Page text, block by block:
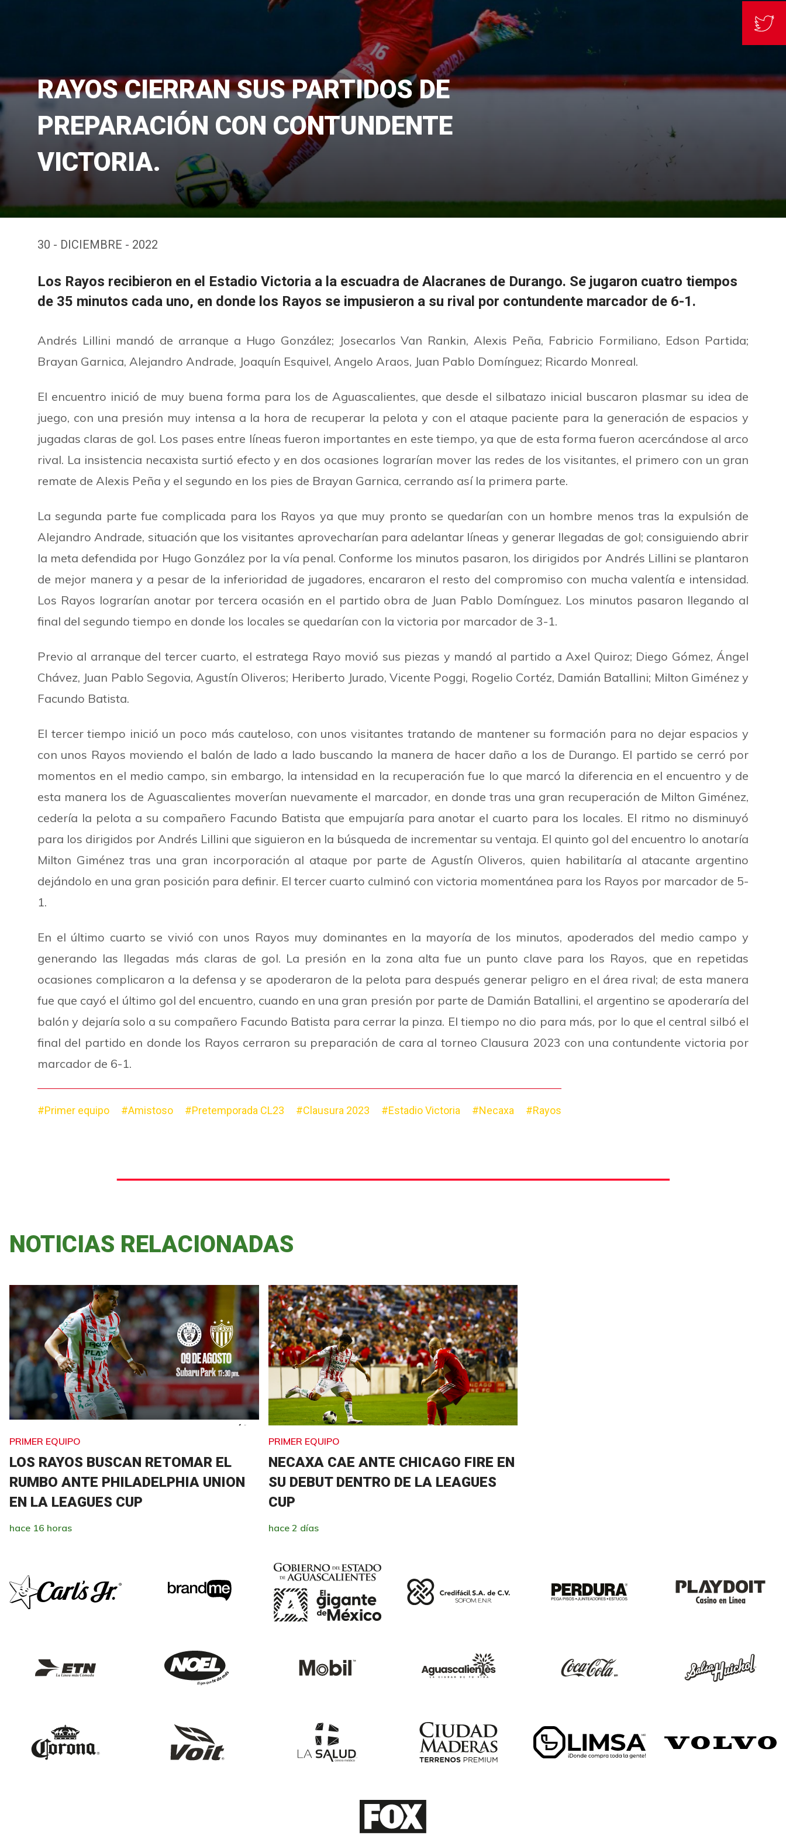
RAYOS CIERRAN SUS PARTIDOS DE
PREPARACIÓN CON CONTUNDENTE
VICTORIA.
30 - DICIEMBRE - 2022
Los Rayos recibieron en el Estadio Victoria a la escuadra de Alacranes de Durango. Se jugaron cuatro tiempos
de 35 minutos cada uno, en donde los Rayos se impusieron a su rival por contundente marcador de 6-1.
Andrés Lillini mandó de arranque a Hugo González; Josecarlos Van Rankin, Alexis Peña, Fabricio Formiliano, Edson Partida;
Brayan Garnica, Alejandro Andrade, Joaquín Esquivel, Angelo Araos, Juan Pablo Domínguez; Ricardo Monreal.
El encuentro inició de muy buena forma para los de Aguascalientes, que desde el silbatazo inicial buscaron plasmar su idea de
juego, con una presión muy intensa a la hora de recuperar la pelota y con el ataque paciente para la generación de espacios y
jugadas claras de gol. Los pases entre líneas fueron importantes en este tiempo, ya que de esta forma fueron acercándose al arco
rival. La insistencia necaxista surtió efecto y en dos ocasiones lograrían mover las redes de los visitantes, el primero con un gran
remate de Alexis Peña y el segundo en los pies de Brayan Garnica, cerrando así la primera parte.
La segunda parte fue complicada para los Rayos ya que muy pronto se quedarían con un hombre menos tras la expulsión de
Alejandro Andrade, situación que los visitantes aprovecharían para adelantar líneas y generar llegadas de gol; consiguiendo abrir
la meta defendida por Hugo González por la vía penal. Conforme los minutos pasaron, los dirigidos por Andrés Lillini se plantaron
de mejor manera y a pesar de la inferioridad de jugadores, encararon el resto del compromiso con mucha valentía e intensidad.
Los Rayos lograrían anotar por tercera ocasión en el partido obra de Juan Pablo Domínguez. Los minutos pasaron llegando al
final del segundo tiempo en donde los locales se quedarían con la victoria por marcador de 3-1.
Previo al arranque del tercer cuarto, el estratega Rayo movió sus piezas y mandó al partido a Axel Quiroz; Diego Gómez, Ángel
Chávez, Juan Pablo Segovia, Agustín Oliveros; Heriberto Jurado, Vicente Poggi, Rogelio Cortéz, Damián Batallini; Milton Giménez y
Facundo Batista.
El tercer tiempo inició un poco más cauteloso, con unos visitantes tratando de mantener su formación para no dejar espacios y
con unos Rayos moviendo el balón de lado a lado buscando la manera de hacer daño a los de Durango. El partido se cerró por
momentos en el medio campo, sin embargo, la intensidad en la recuperación fue lo que marcó la diferencia en el encuentro y de
esta manera los de Aguascalientes moverían nuevamente el marcador, en donde tras una gran recuperación de Milton Giménez,
cedería la pelota a su compañero Facundo Batista que empujaría para anotar el cuarto para los locales. El ritmo no disminuyó
para los dirigidos por Andrés Lillini que siguieron en la búsqueda de incrementar su ventaja. El quinto gol del encuentro lo anotaría
Milton Giménez tras una gran incorporación al ataque por parte de Agustín Oliveros, quien habilitaría al atacante argentino
dejándolo en una gran posición para definir. El tercer cuarto culminó con victoria momentánea para los Rayos por marcador de 5-
1.
En el último cuarto se vivió con unos Rayos muy dominantes en la mayoría de los minutos, apoderados del medio campo y
generando las llegadas más claras de gol. La presión en la zona alta fue un punto clave para los Rayos, que en repetidas
ocasiones complicaron a la defensa y se apoderaron de la pelota para después generar peligro en el área rival; de esta manera
fue que cayó el último gol del encuentro, cuando en una gran presión por parte de Damián Batallini, el argentino se apoderaría del
balón y dejaría solo a su compañero Facundo Batista para cerrar la pinza. El tiempo no dio para más, por lo que el central silbó el
final del partido en donde los Rayos cerraron su preparación de cara al torneo Clausura 2023 con una contundente victoria por
marcador de 6-1.
#Primer equipo #Amistoso #Pretemporada CL23 #Clausura 2023 #Estadio Victoria #Necaxa #Rayos
NOTICIAS RELACIONADAS
PRIMER EQUIPO
LOS RAYOS BUSCAN RETOMAR EL
RUMBO ANTE PHILADELPHIA UNION
EN LA LEAGUES CUP
hace 16 horas
PRIMER EQUIPO
NECAXA CAE ANTE CHICAGO FIRE EN
SU DEBUT DENTRO DE LA LEAGUES
CUP
hace 2 días